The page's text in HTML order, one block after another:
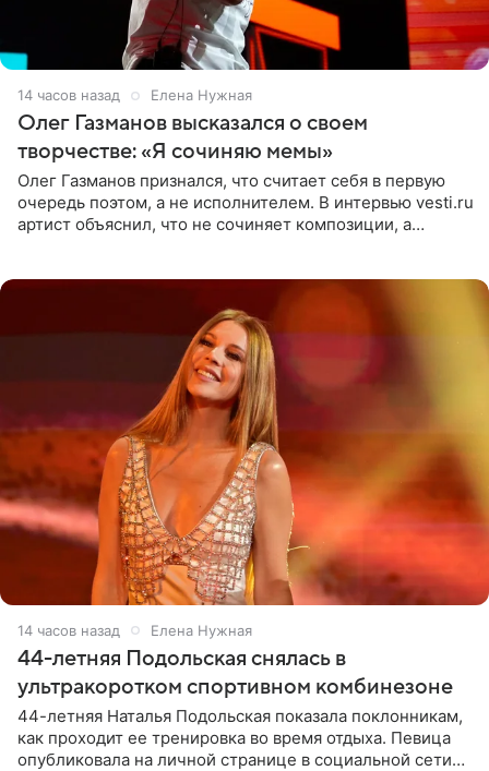
14 часов назад Елена Нужная
Олег Газманов высказался о своем
творчестве: «Я сочиняю мемы»
Олег Газманов признался, что считает себя в первую
очередь поэтом, а не исполнителем. В интервью vesti.ru
артист объяснил, что не сочиняет композиции, а
14 часов назад Елена Нужная
44-летняя Подольская снялась в
ультракоротком спортивном комбинезоне
44-летняя Наталья Подольская показала поклонникам,
как проходит ее тренировка во время отдыха. Певица
опубликовала на личной странице в социальной сети